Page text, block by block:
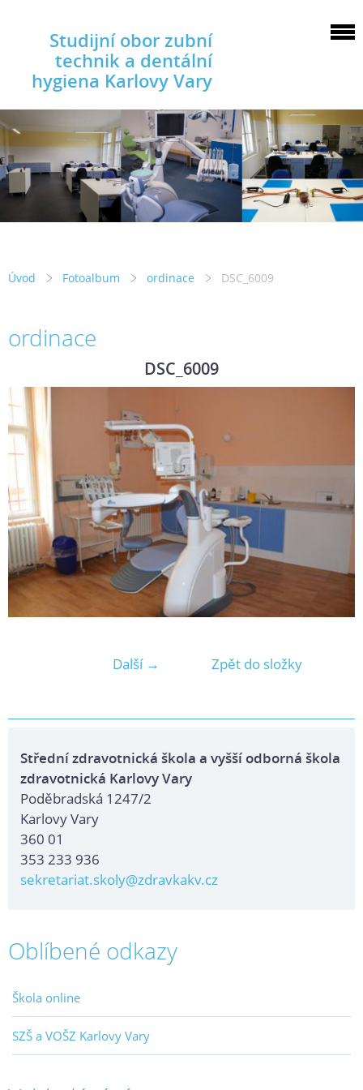
Studijní obor zubní
technik a dentální
hygiena Karlovy Vary
Úvod Fotoalbum ordinace DSC_6009
ordinace
DSC_6009
Další → Zpět do složky
Střední zdravotnická škola a vyšší odborná škola
zdravotnická Karlovy Vary
Poděbradská 1247/2
Karlovy Vary
360 01
353 233 936
sekretariat.skoly@zdravkakv.cz
Oblíbené odkazy
Škola online
SZŠ a VOŠZ Karlovy Vary